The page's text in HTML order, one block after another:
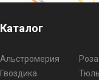
Каталог
Альстромерия
Гвоздика
Роза